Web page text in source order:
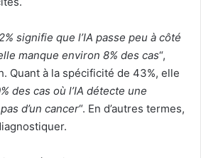
signifie que l’IA passe peu à côté
manque environ 8% des cas“,
Quant à la spécificité de 43%, elle
des cas où l’IA détecte une
d’un cancer“. En d’autres termes,